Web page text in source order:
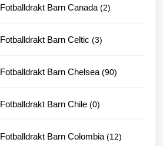
Fotballdrakt Barn Canada 22
Fotballdrakt Barn Celtic 33
Fotballdrakt Barn Chelsea 9090
Fotballdrakt Barn Chile 00
Fotballdrakt Barn Colombia 1212